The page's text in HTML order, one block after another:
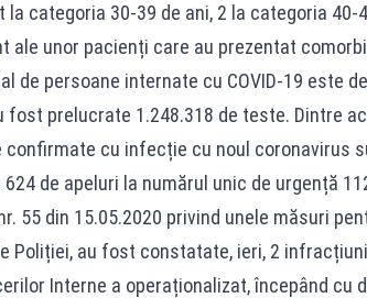
categoria 30-39 de ani, 2 la categoria
ale unor pacienți care au prezentat
de persoane internate cu COVID-19 este
fost prelucrate 1.248.318 de teste. Dintre
confirmate cu infecție cu noul
de apeluri la numărul unic de urgență
55 din 15.05.2020 privind unele măsuri
Poliției, au fost constatate, ieri, 2
Interne a operaționalizat, începând cu